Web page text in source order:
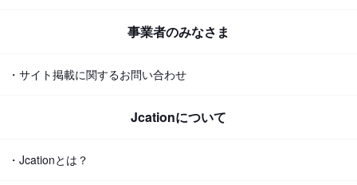
事業者のみなさま
・サイト掲載に関するお問い合わせ
Jcationについて
・Jcationとは？